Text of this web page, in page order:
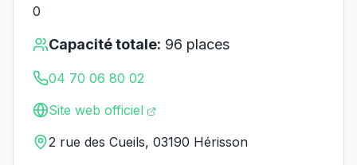
0
Capacité totale: 96 places
04 70 06 80 02
Site web officiel
2 rue des Cueils, 03190 Hérisson